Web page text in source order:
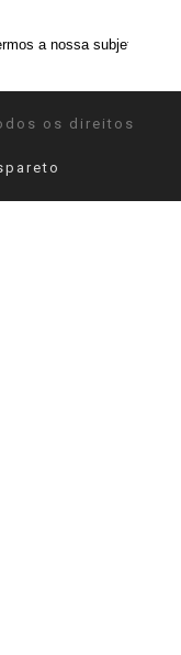
ANAIS NIN
os direitos